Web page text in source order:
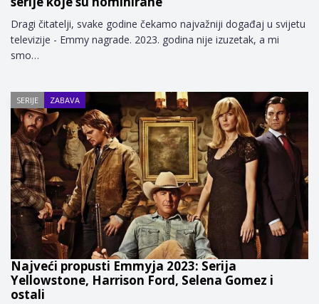
Dragi čitatelji, svake godine čekamo najvažniji događaj u svijetu
televizije - Emmy nagrade. 2023. godina nije izuzetak, a mi
smo…
SERIJE ZABAVA
Najveći propusti Emmyja 2023: Serija
Yellowstone, Harrison Ford, Selena Gomez i
ostali